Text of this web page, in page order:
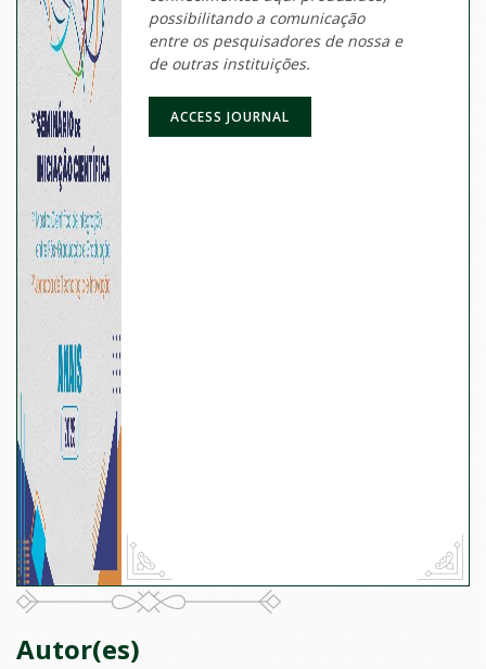
possibilitando a comunicação
entre os pesquisadores de nossa e
de outras instituições.
ACCESS JOURNAL
Autor(es)